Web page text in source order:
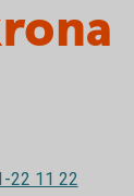
22 11 22